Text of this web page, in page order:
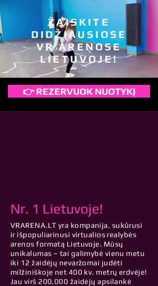
ŽAISKITE
DIDŽIAUSIOSE
VR ARENOSE
LIETUVOJE!
👉 REZERVUOK NUOTYKĮ
Nr. 1 Lietuvoje!
VRARENA.LT yra kompanija, sukūrusi
ir išpopuliarinusi virtualios realybės
arenos formatą Lietuvoje. Mūsų
unikalumas – tai galimybė vienu metu
iki 12 žaidėjų nevaržomai judėti
milžiniškoje net 400 kv. metrų erdvėje!
Jau virš 200,000 žaidėjų apsilankė